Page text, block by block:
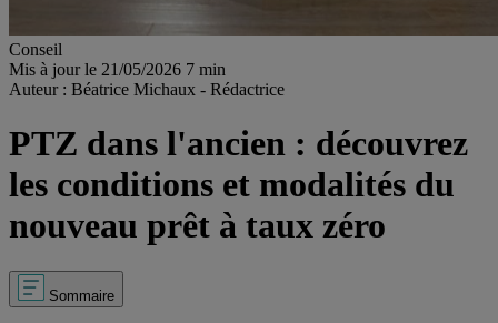
Conseil
Mis à jour le 21/05/2026 7 min
Auteur : Béatrice Michaux - Rédactrice
PTZ dans l'ancien : découvrez
les conditions et modalités du
nouveau prêt à taux zéro
Sommaire